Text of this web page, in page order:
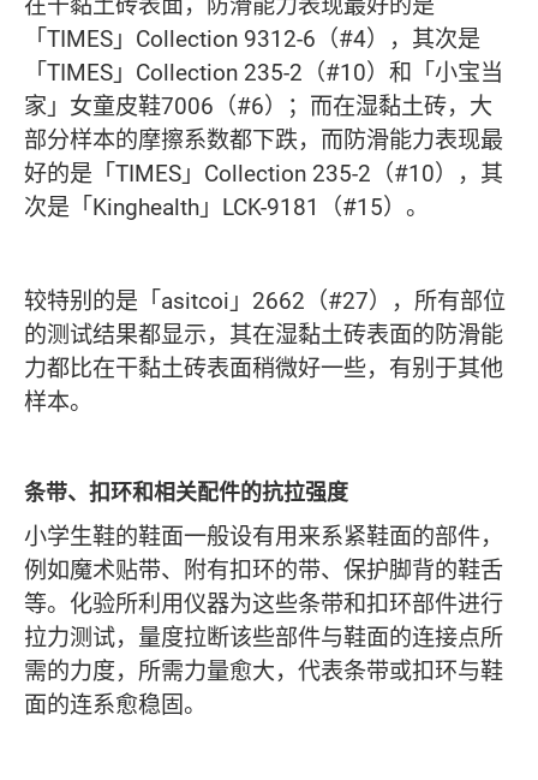
「TIMES」Collection 9312-6（#4），其次是
「TIMES」Collection 235-2（#10）和「小宝当
家」女童皮鞋7006（#6）；而在湿黏土砖，大
部分样本的摩擦系数都下跌，而防滑能力表现最
好的是「TIMES」Collection 235-2（#10），其
次是「Kinghealth」LCK-9181（#15）。
较特别的是「asitcoi」2662（#27），所有部位
的测试结果都显示，其在湿黏土砖表面的防滑能
力都比在干黏土砖表面稍微好一些，有别于其他
样本。
条带、扣环和相关配件的抗拉强度
小学生鞋的鞋面一般设有用来系紧鞋面的部件，
例如魔术贴带、附有扣环的带、保护脚背的鞋舌
等。化验所利用仪器为这些条带和扣环部件进行
拉力测试，量度拉断该些部件与鞋面的连接点所
需的力度，所需力量愈大，代表条带或扣环与鞋
面的连系愈稳固。